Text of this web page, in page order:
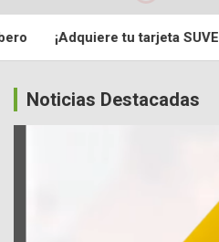
¡Adquiere tu tarjeta SUVE!
Noticias Destacadas